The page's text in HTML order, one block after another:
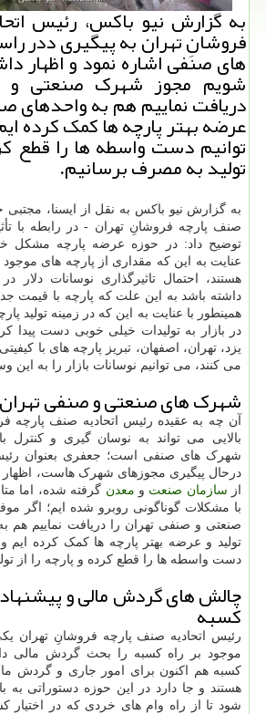
به گزارش نیو باکس، رئیس
فروشانِ تهران به پیگیری ددر
های صنفی اشاره نمود و اظهار
شویم مجوز شهرک صنعتی و
دریافت نماییم هم به واحدهای
عرضه بهتر پارچه ها کمک کرده
توانیم دست واسطه ها را قطع
تولید به مصرف برسانیم.
به گزارش نیو باکس به نقل از ایسنا، مجتبی
صنف پارچه فروشانِ تهران - در رابطه با
توضیح داد: در حوزه عرضه پارچه مشکل
عنایت به این که مقداری از پارچه های
هستند، احتمال تاثیرگذاری نوسانات دلار
داشته باشد به این علت که پارچه با قیمت
همینطور با عنایت به این که در زمینه تولید
در بازار به تولیدات خیلی خوبی دست پیدا
یزد، تهران، اصفهان، تبریز پارچه های با
می کنند، می توانیم نوسانات بازار را به این
شهرک های صنعتی و صنفی تهران
آن چه به عقیده رئیس اتحادیه صنف پارچه
بالایی می تواند به نوسان گیری و کنترل
شهرک های صنفی است؛ جعفری بعنوان
درحال پیگیری مجوزهای شهرک هاست، اظهار
از سازمان صنعت و معدن گرفته شده، اما
با مشکلات گوناگونی روبرو شده ایم؛ اگر
صنعتی و صنفی تهران را دریافت نماییم هم
تولید و عرضه بهتر پارچه ها کمک کرده ایم
دست واسطه ها را قطع کرده و پارچه را از
چالش های گردش مالی و
کسبه
رئیس اتحادیه صنف پارچه فروشانِ تهران
موجود بر راه کسبه را بحث گردش مالی
کسبه هم اکنون برای امور جاری و گردش
هستند و جا دارد در این حوزه دستوراتی به
شود تا از راه وام های خردی که در اختیار